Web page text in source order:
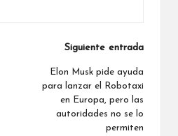
Siguiente entrada
Elon Musk pide ayuda
para lanzar el Robotaxi
en Europa, pero las
autoridades no se lo
permiten